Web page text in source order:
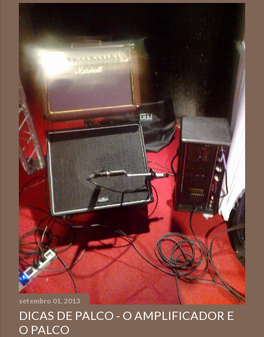
setembro 01, 2013
DICAS DE PALCO - O AMPLIFICADOR E
O PALCO